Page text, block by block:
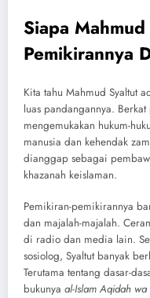
Siapa
Pemikirannya
Kita tahu Mahmud Syaltut
luas pandangannya.
mengemukakan hukum-
manusia dan kehendak
dianggap sebagai
khazanah keislaman.
Pemikiran-pemikirannya
dan majalah-majalah.
di radio dan media lain.
sosiolog, Syaltut banyak
Terutama tentang dasar-
bukunya al-Islam Aqidah